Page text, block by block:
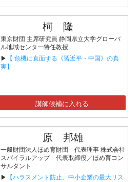
柯 隆
東京財団 主席研究員 静岡県立大学グローバ
ル地域センター特任教授
▶ 【 危機に直面する《習近平・中国》の真
実】
講師候補に入れる
原 邦雄
一般財団法人ほめ育財団 代表理事 株式会社
スパイラルアップ 代表取締役／ほめ育コン
サルタント
▶ 【ハラスメント防止、中小企業の最大リス